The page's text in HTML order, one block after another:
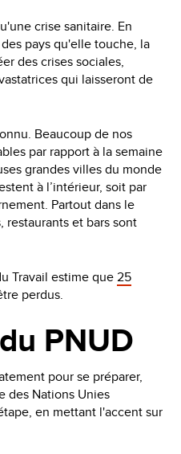
crise sanitaire. En
pays qu'elle touche, la
des crises sociales,
qui laisseront de
Beaucoup de nos
par rapport à la semaine
grandes villes du monde
à l’intérieur, soit par
Partout dans le
restaurants et bars sont
Travail estime que25
perdus.
PNUD
pour se préparer,
des Nations Unies
en mettant l'accent sur